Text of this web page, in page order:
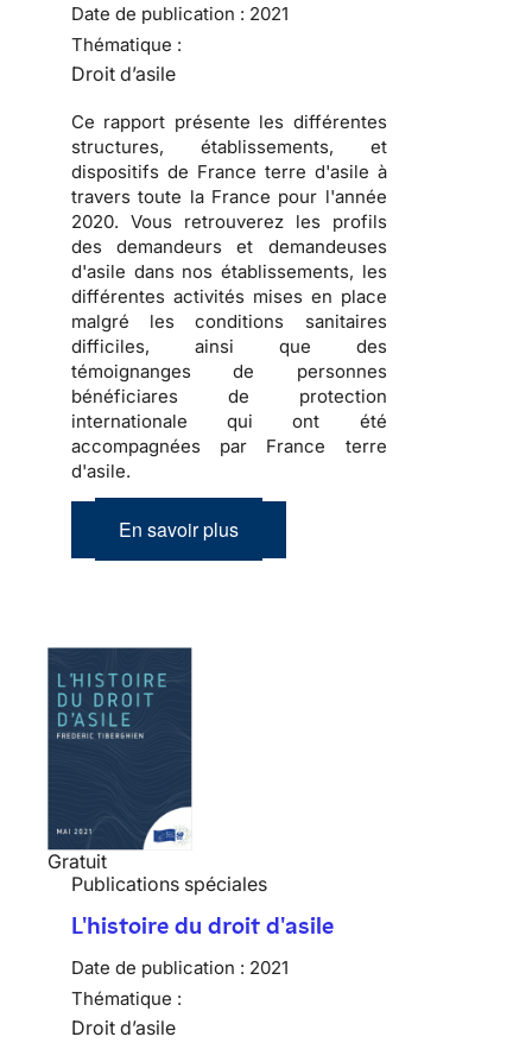
Date de publication : 2021
Thématique :
Droit d’asile
Ce rapport présente les différentes
structures, établissements, et
dispositifs de France terre d'asile à
travers toute la France pour l'année
2020. Vous retrouverez les profils
des demandeurs et demandeuses
d'asile dans nos établissements, les
différentes activités mises en place
malgré les conditions sanitaires
difficiles, ainsi que des
témoignanges de personnes
bénéficiares de protection
internationale qui ont été
accompagnées par France terre
d'asile.
En savoir plus
Gratuit
Publications spéciales
L'histoire du droit d'asile
Date de publication : 2021
Thématique :
Droit d’asile